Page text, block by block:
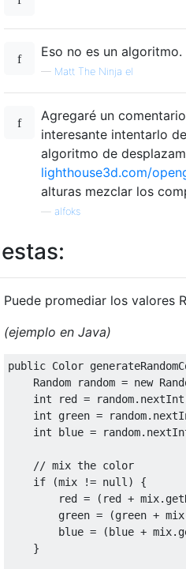
Eso no es un algoritmo.
— Matt The Ninja el
Agregaré un
interesante intentarlo
algoritmo de
lighthouse3d.com/
alturas mezclar los
alfoks
Puede promediar los valores
(ejemplo en Java)
public Color
Random random = new
int red =
int green =
int blue =
    // mix the color
    if (mix != null) {
red = (red +
green = (green +
blue = (blue +
    }